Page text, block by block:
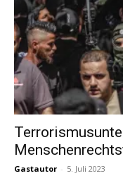
Gastautor - 5. Juli 2023